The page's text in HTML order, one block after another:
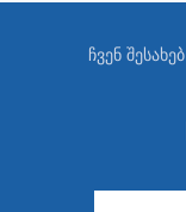
ჩვენ შესახებ